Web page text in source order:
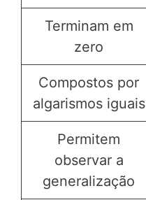
Terminam em
zero
Compostos por
algarismos iguais
Permitem
observar a
generalização